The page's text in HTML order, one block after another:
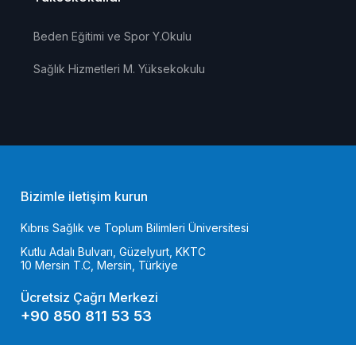
Bizimle iletişim kurun
Kıbrıs Sağlık ve Toplum Bilimleri Üniversitesi
Kutlu Adalı Bulvarı, Güzelyurt, KKTC
10 Mersin T.C, Mersin, Türkiye
Ücretsiz Çağrı Merkezi
+90 850 811 53 53
Beden Eğitimi ve Spor Y.Okulu
Sağlık Hizmetleri M. Yüksekokulu